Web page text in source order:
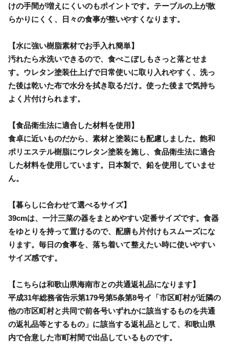
けの手間が増えにくいのもポイントです。テーブルの上が散
らかりにくく、日々の食事が整いやすくなります。
【水に強い樹脂素材でお手入れ簡単】
汚れたら水洗いできるので、食べこぼしもさっと落とせま
す。ウレタン塗装仕上げで日常使いに取り入れやすく、洗っ
た後は乾いた布で水分を拭き取るだけ。使った後まで気持ち
よく片付けられます。
【食品衛生法に適合した材料を使用】
食卓に近いものだから、素材と塗装にも配慮しました。飽和
ポリエステル樹脂にウレタン塗装を施し、食品衛生法に適合
した材料を使用しています。日本製で、鉛を使用していませ
ん。
【暮らしに合わせて選べるサイズ】
39cmは、一汁三菜の器をまとめやすい定番サイズです。食器
をゆとりを持って置けるので、配膳も片付けもスムーズにな
ります。毎日の食事を、落ち着いて整えたい時に使いやすい
サイズ感です。
【こちらは和歌山県海南市との共通返礼品になります】
平成31年総務省告示第179号第5条第8号イ「市区町村が近隣の
他の市区町村と共同で前各号いずれかに該当するものを共通
の返礼品等とするもの」に該当する返礼品として、和歌山県
内で合意した市町村間で出品しているものです。